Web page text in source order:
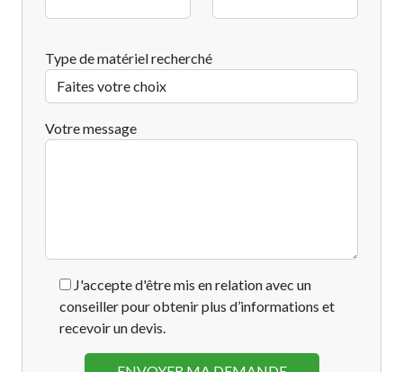
Type de matériel recherché
Votre message
J'accepte d'être mis en relation avec un
conseiller pour obtenir plus d’informations et
recevoir un devis.